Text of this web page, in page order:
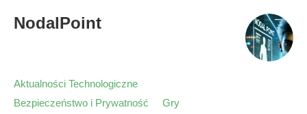
NodalPoint
Aktualności Technologiczne
Bezpieczeństwo i Prywatność
Gry